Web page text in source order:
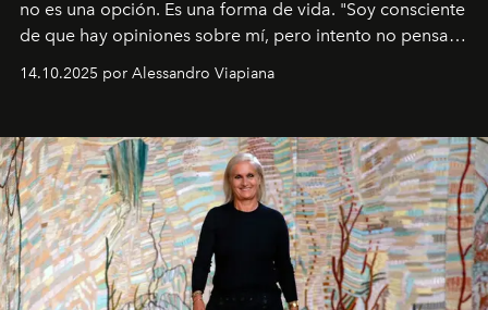
no es una opción. Es una forma de vida. "Soy consciente
de que hay opiniones sobre mí, pero intento no pensar
demasiado en cómo me perciben. Creo que es una
pérdida de tiempo", afirma.
14.10.2025 por Alessandro Viapiana